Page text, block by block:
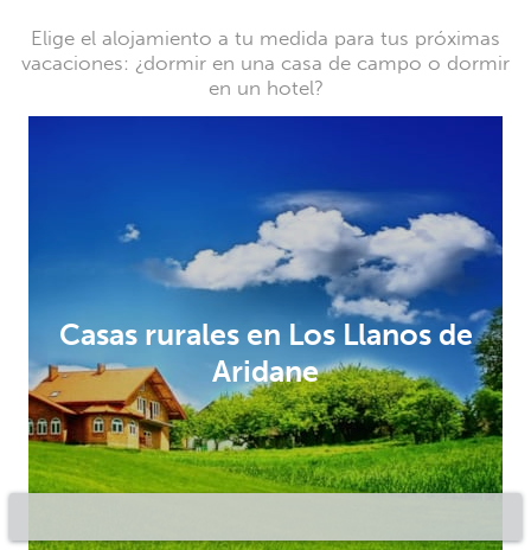
Elige el alojamiento a tu medida para tus próximas
vacaciones: ¿dormir en una casa de campo o dormir
en un hotel?
Casas rurales en Los Llanos de
Aridane